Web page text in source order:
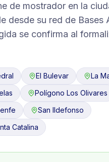
de mostrador en la
desde su red de Bases
se confirma al
El Bulevar
La
Polígono Los Olivares
San Ildefonso
Catalina